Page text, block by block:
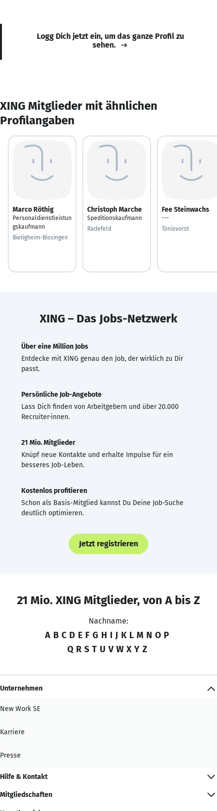
Logg Dich jetzt ein, um das ganze Profil zu
sehen.
XING Mitglieder mit ähnlichen
Profilangaben
Marco Röthig
Personaldienstleistun
gskaufmann
Bietigheim-Bissingen
Christoph Marche
Speditionskaufmann
Radefeld
Fee Steinwachs
---
Tönisvorst
XING – Das Jobs-Netzwerk
Über eine Million Jobs
Entdecke mit XING genau den Job, der wirklich zu Dir
passt.
Persönliche Job-Angebote
Lass Dich finden von Arbeitgebern und über 20.000
Recruiter·innen.
21 Mio. Mitglieder
Knüpf neue Kontakte und erhalte Impulse für ein
besseres Job-Leben.
Kostenlos profitieren
Schon als Basis-Mitglied kannst Du Deine Job-Suche
deutlich optimieren.
Jetzt registrieren
21 Mio. XING Mitglieder, von A bis Z
Nachname:
A B C D E F G H I J K L M N O P
Q R S T U V W X Y Z
Unternehmen
New Work SE
Karriere
Presse
Hilfe & Kontakt
Mitgliedschaften